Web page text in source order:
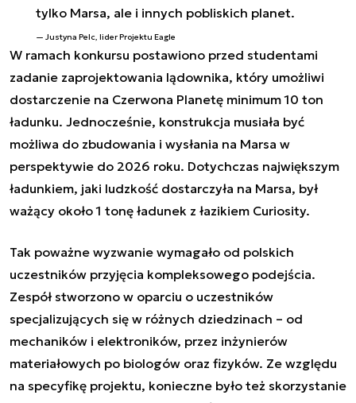
tylko Marsa, ale i innych pobliskich planet.
Justyna Pelc, lider Projektu Eagle
W ramach konkursu postawiono przed studentami
zadanie zaprojektowania lądownika, który umożliwi
dostarczenie na Czerwona Planetę minimum 10 ton
ładunku. Jednocześnie, konstrukcja musiała być
możliwa do zbudowania i wysłania na Marsa w
perspektywie do 2026 roku. Dotychczas największym
ładunkiem, jaki ludzkość dostarczyła na Marsa, był
ważący około 1 tonę ładunek z łazikiem Curiosity.
Tak poważne wyzwanie wymagało od polskich
uczestników przyjęcia kompleksowego podejścia.
Zespół stworzono w oparciu o uczestników
specjalizujących się w różnych dziedzinach – od
mechaników i elektroników, przez inżynierów
materiałowych po biologów oraz fizyków. Ze względu
na specyfikę projektu, konieczne było też skorzystanie